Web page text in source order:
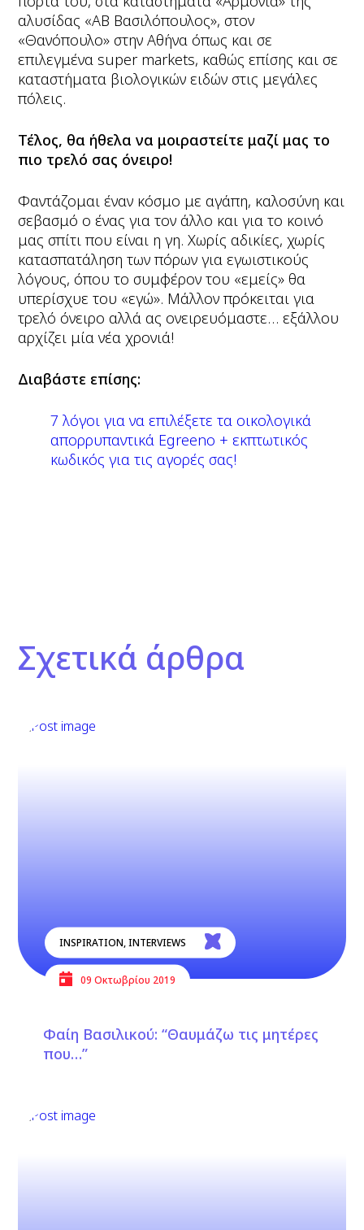
αλυσίδας «ΑΒ Βασιλόπουλος», στον
«Θανόπουλο» στην Αθήνα όπως και σε
επιλεγμένα super markets, καθώς επίσης και σε
καταστήματα βιολογικών ειδών στις μεγάλες
πόλεις.
Τέλος, θα ήθελα να μοιραστείτε μαζί μας το
πιο τρελό σας όνειρο!
Φαντάζομαι έναν κόσμο με αγάπη, καλοσύνη και
σεβασμό ο ένας για τον άλλο και για το κοινό
μας σπίτι που είναι η γη. Χωρίς αδικίες, χωρίς
κατασπατάληση των πόρων για εγωιστικούς
λόγους, όπου το συμφέρον του «εμείς» θα
υπερίσχυε του «εγώ». Μάλλον πρόκειται για
τρελό όνειρο αλλά ας ονειρευόμαστε… εξάλλου
αρχίζει μία νέα χρονιά!
Διαβάστε επίσης:
7 λόγοι για να επιλέξετε τα οικολογικά
απορρυπαντικά Egreeno + εκπτωτικός
κωδικός για τις αγορές σας!
Σχετικά άρθρα
INSPIRATION,INTERVIEWS
09 Οκτωβρίου 2019
Φαίη Βασιλικού: “Θαυμάζω τις μητέρες
που…”